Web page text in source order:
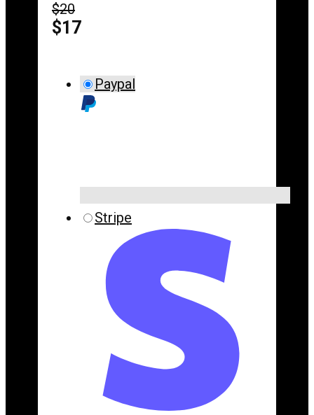
$20
$17
Paypal
Stripe